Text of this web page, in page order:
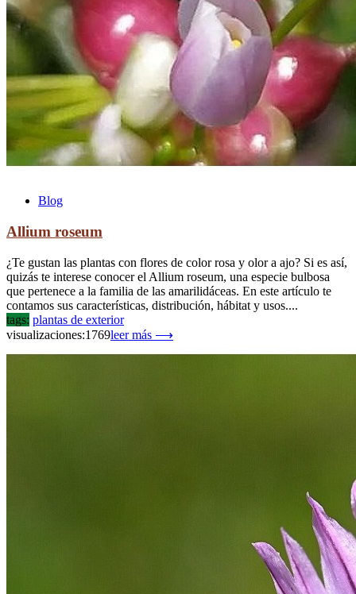
Blog
Allium roseum
¿Te gustan las plantas con flores de color rosa y olor a ajo? Si es así,
quizás te interese conocer el Allium roseum, una especie bulbosa
que pertenece a la familia de las amarilidáceas. En este artículo te
contamos sus características, distribución, hábitat y usos....
tags: plantas de exterior
visualizaciones:1769leer más ⟶